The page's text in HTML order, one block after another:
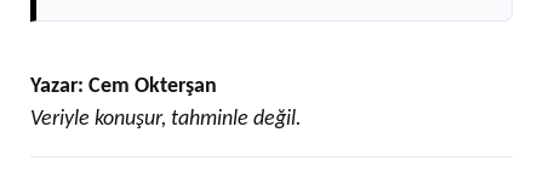
Yazar: Cem Okterşan
Veriyle konuşur, tahminle değil.